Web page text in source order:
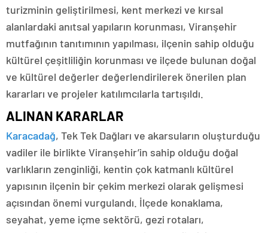
turizminin geliştirilmesi, kent merkezi ve kırsal
alanlardaki anıtsal yapıların korunması, Viranşehir
mutfağının tanıtımının yapılması, ilçenin sahip olduğu
kültürel çeşitliliğin korunması ve ilçede bulunan doğal
ve kültürel değerler değerlendirilerek önerilen plan
kararları ve projeler katılımcılarla tartışıldı.
ALINAN KARARLAR
Karacadağ, Tek Tek Dağları ve akarsuların oluşturduğu
vadiler ile birlikte Viranşehir’in sahip olduğu doğal
varlıkların zenginliği, kentin çok katmanlı kültürel
yapısının ilçenin bir çekim merkezi olarak gelişmesi
açısından önemi vurgulandı. İlçede konaklama,
seyahat, yeme içme sektörü, gezi rotaları,